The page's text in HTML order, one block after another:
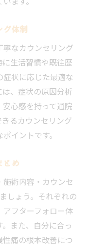
グ体制
なカウンセリング
生活習慣や既往歴
状に応じた最適な
、症状の原因分析
心感を持って通院
るカウンセリング
イントです。
とめ
術内容・カウンセ
しょう。それぞれの
フターフォロー体
また、自分に合っ
痛の根本改善につ